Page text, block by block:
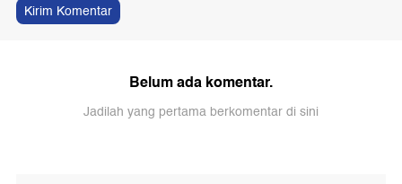
Kirim Komentar
Belum ada komentar.
Jadilah yang pertama berkomentar di sini